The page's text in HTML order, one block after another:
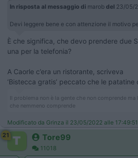
In risposta al messaggio di marob del 23/05/
Devi leggere bene e con attenzione il motivo
È che significa, che devo prendere due
una per la telefonia?
A Caorle c’era un ristorante, scriveva
‘Bistecca gratis’ peccato che le patatine
Il problema non è la gente che non comprende
che nemmeno comprende
Modificato da Grinza il 23/05/2022 alle 17:49:51
21
Tore99
11018